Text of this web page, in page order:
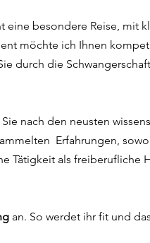
eine besondere Reise, mit
möchte ich Ihnen
durch die
nach den neusten
Erfahrungen,
Tätigkeit als
an. So werdet ihr fit und